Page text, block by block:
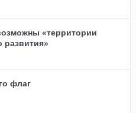
«территории
флаг